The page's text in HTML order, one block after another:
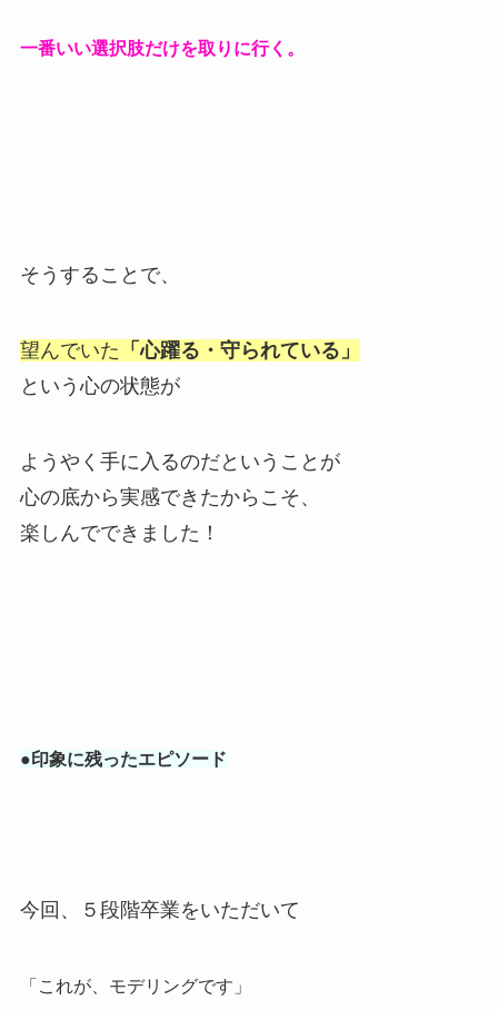
一番いい選択肢だけを取りに行く。
そうすることで、
望んでいた 「心躍る・守られている」
という心の状態が
ようやく手に入るのだということが
心の底から実感できたからこそ、
楽しんでできました！
●印象に残ったエピソード
今回、５段階卒業をいただいて
「これが、モデリングです」